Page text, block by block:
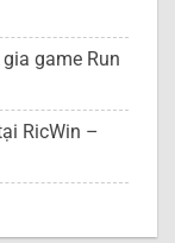
game Run
RicWin –